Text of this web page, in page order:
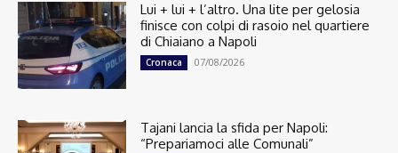
Lui + lui + l’altro. Una lite per gelosia
finisce con colpi di rasoio nel quartiere
di Chiaiano a Napoli
Cronaca 07/08/2026
Tajani lancia la sfida per Napoli:
“Prepariamoci alle Comunali”